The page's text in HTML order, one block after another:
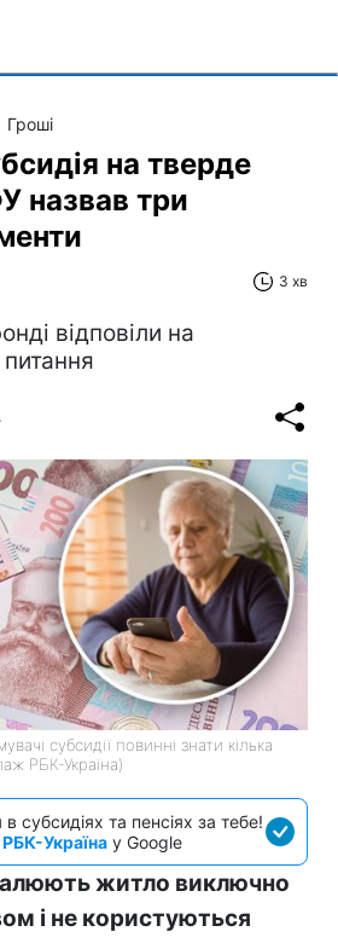
Гроші
на тверде
назвав три
3 хв
відповіли на
субсидії повинні знати кілька
РБК-Україна)
субсидіях та пенсіях за тебе!
Україна у Google
житло виключно
і не користуються